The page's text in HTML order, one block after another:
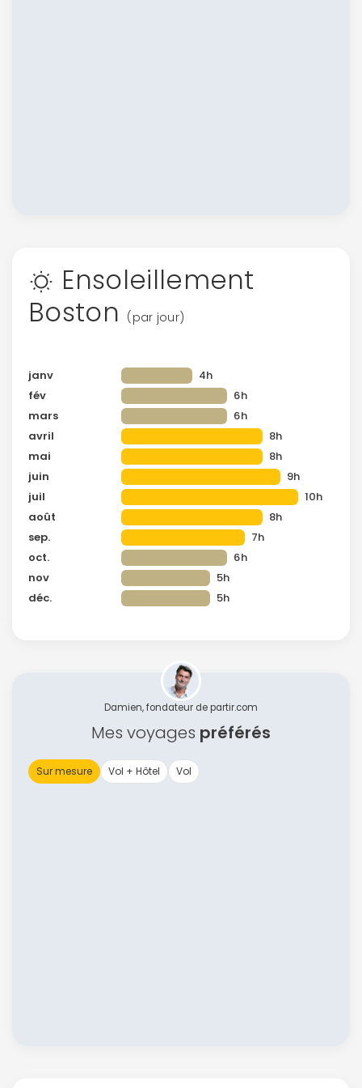
Ensoleillement
Boston (par jour)
janv
4h
fév
6h
mars
6h
avril
8h
mai
8h
juin
9h
juil
10h
août
8h
sep.
7h
oct.
6h
nov
5h
déc.
5h
Damien, fondateur de partir.com
Mes voyages préférés
Sur mesure Vol + Hôtel Vol